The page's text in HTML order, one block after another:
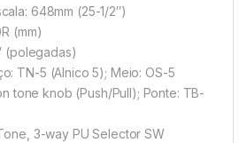
648mm (25-1/2″)
(mm)
(polegadas)
TN-5 (Alnico 5); Meio: OS-5
tone knob (Push/Pull); Ponte: TB-
3-way PU Selector SW